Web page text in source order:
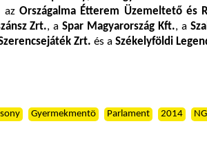
azOrszágalma Étterem Üzemeltető és
Zrt., aSpar Magyarország Kft., a
Zrt. és a Székelyföldi
Gyermekmentö Parlament 2014